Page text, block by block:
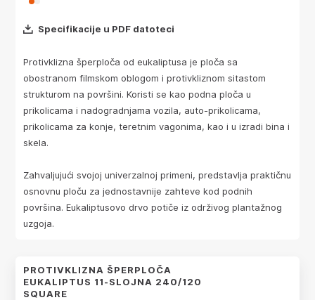
Specifikacije u PDF datoteci
Protivklizna šperploča od eukaliptusa je ploča sa
obostranom filmskom oblogom i protivkliznom sitastom
strukturom na površini. Koristi se kao podna ploča u
prikolicama i nadogradnjama vozila, auto-prikolicama,
prikolicama za konje, teretnim vagonima, kao i u izradi bina i
skela.
Zahvaljujući svojoj univerzalnoj primeni, predstavlja praktičnu
osnovnu ploču za jednostavnije zahteve kod podnih
površina. Eukaliptusovo drvo potiče iz održivog plantažnog
uzgoja.
PROTIVKLIZNA ŠPERPLOČA
EUKALIPTUS 11-SLOJNA 240/120
SQUARE